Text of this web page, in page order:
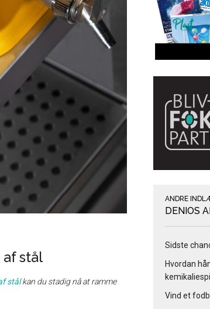
stål
stålkan du stadig nå at ramme
ANDRE
DENIOS
Sidste
Hvordan
Vind et